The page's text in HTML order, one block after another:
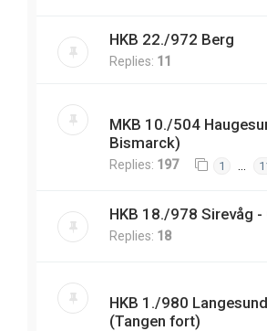
HKB 22./972 Berg
Replies: 11
MKB 10./504
Bismarck)
Replies: 197 1
HKB 18./978 Sirevåg -
Replies: 18
HKB 1./980
(Tangen fort)